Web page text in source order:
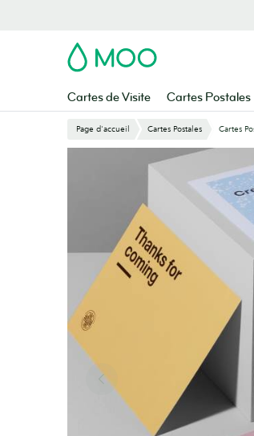
MOO
Cartes de Visite Cartes Postales
Page d'accueil Cartes Postales Cartes